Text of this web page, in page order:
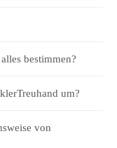
bestimmen?
um?
von